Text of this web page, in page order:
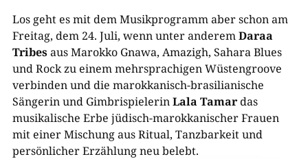
Los geht es mit dem Musikprogramm aber schon am
Freitag, dem 24. Juli, wenn unter anderemDaraa
Tribesaus Marokko Gnawa, Amazigh, Sahara Blues
und Rock zu einem mehrsprachigen Wüstengroove
verbinden und die marokkanisch-brasilianische
Sängerin und GimbrispielerinLala Tamardas
musikalische Erbe jüdisch-marokkanischer Frauen
mit einer Mischung aus Ritual, Tanzbarkeit und
persönlicher Erzählung neu belebt.